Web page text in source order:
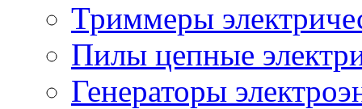
Триммеры
Пилы цепные
Генераторы